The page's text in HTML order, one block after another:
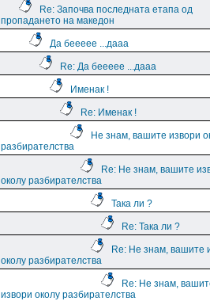
Re: Започва последната етапа од
пропадането на македон
Да беееее ...дааа
Re: Да беееее ...дааа
Именак !
Re: Именак !
Не знам, вашите извори
разбирателства
Re: Не знам, вашите
околу разбирателства
Така ли ?
Re: Така ли ?
Re: Не знам, вашите
околу разбирателства
Re: Не знам,
извори околу разбирателства